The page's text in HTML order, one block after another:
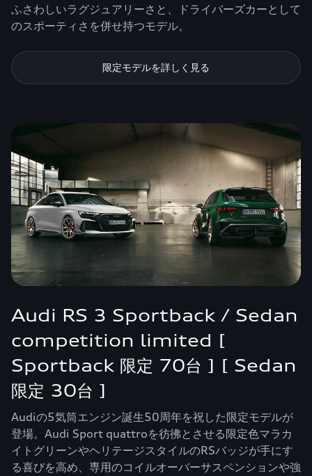
ふさわしいラグジュアリーさと、ドライバーズカーとして
のスポーティさを併せ持つモデル。
限定モデルを詳しく見る
Audi RS 3 Sportback / Sedan
competition limited [
Sportback 限定 70台 ] [ Sedan
限定 30台 ]
Audiの5気筒エンジン誕生50周年を祝した限定モデルが
登場。Audi Sport quattroを彷彿とさせる限定色マラカ
イトグリーンやヘリテージスタイルのRSバッジが手にす
る喜びを高め、専用のコイルオーバーサスペンションや強